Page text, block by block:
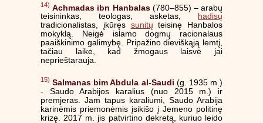
14) Achmadas ibn Hanbalas(780–855) – arabų
teisininkas, teologas, asketas,
hadisų
tradicionalistas, įkūręs sunitų teisinę Hanbalos
mokyklą. Neigė islamo dogmų racionalaus
paaiškinimo galimybę. Pripažino dieviškąją lemtį,
tačiau laikė, kad žmogaus laisvė jai
neprieštarauja.
15) Salmanas bim Abdula al-Saudi (g. 1935 m.)
- Saudo Arabijos karalius (nuo 2015 m.) ir
premjeras. Jam tapus karaliumi, Saudo Arabija
karinėmis priemonėmis įsikišo į Jemeno politinę
krizę. 2017 m. jis patvirtino dekretą, kuriuo leido